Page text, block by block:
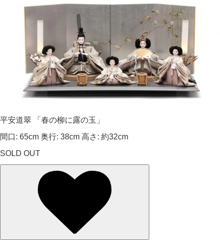
平安道翠 「春の柳に露の玉」
間口: 65cm 奥行: 38cm 高さ: 約32cm
SOLD OUT